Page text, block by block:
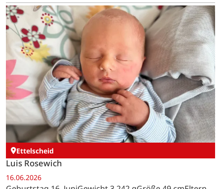
Ettelscheid
Luis Rosewich
16.06.2026